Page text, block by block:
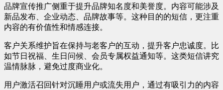
品牌宣传推广侧重于提升品牌知名度和美誉度。内容可能涉及
新品发布、企业动态、品牌故事等。这种目的的短信，更注重
内容的有价值性和情感连接。
客户关系维护旨在保持与老客户的互动，提升客户忠诚度。比
如节日祝福、生日问候、会员专属权益通知等。这类短信讲究
温情脉脉，避免过度商业化。
用户激活召回针对沉睡用户或流失用户，通过有吸引力的内容